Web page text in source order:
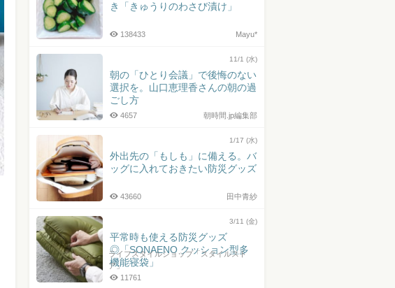
き「きゅうりのわさび漬け」
Mayu*
138433
11/1 (水)
朝の「ひとり会議」で後悔のない
選択を。山口恵理香さんの朝の過
ごし方
朝時間.jp編集部
4657
1/17 (水)
外出先の「もしも」に備える。バ
ッグに入れておきたい防災グッズ
田中青紗
43660
3/11 (金)
平常時も使える防災グッズ
◎「SONAENO クッション型多
機能寝袋」
ライフスタイルショップ「スタイルスト
ア」
11761